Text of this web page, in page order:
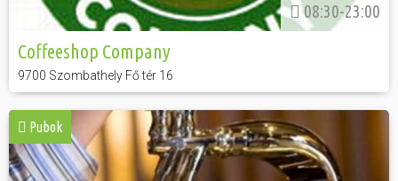
08:30-23:00
Coffeeshop Company
9700 Szombathely Fő tér 16
Pubok